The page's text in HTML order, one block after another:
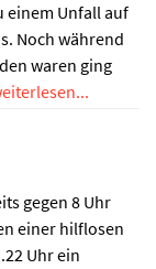
einem Unfall auf
Noch während
waren ging
gegen 8 Uhr
einer hilflosen
Uhr ein